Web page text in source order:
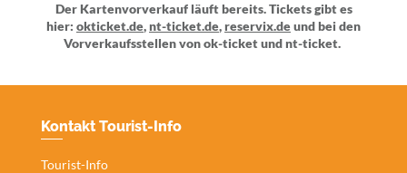
Der Kartenvorverkauf läuft bereits. Tickets gibt es
hier: okticket.de,nt-ticket.de,reservix.deund bei den
Vorverkaufsstellen vonok-ticketund nt-ticket.
Kontakt Tourist-Info
Tourist-Info